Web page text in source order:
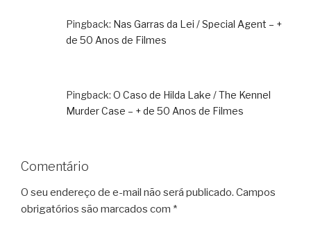
Pingback: Nas Garras da Lei / Special Agent – +
de 50 Anos de Filmes
Pingback: O Caso de Hilda Lake / The Kennel
Murder Case – + de 50 Anos de Filmes
Comentário
O seu endereço de e-mail não será publicado. Campos
obrigatórios são marcados com *